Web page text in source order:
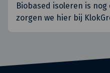
Biobased isoleren is
zorgen we hier bij